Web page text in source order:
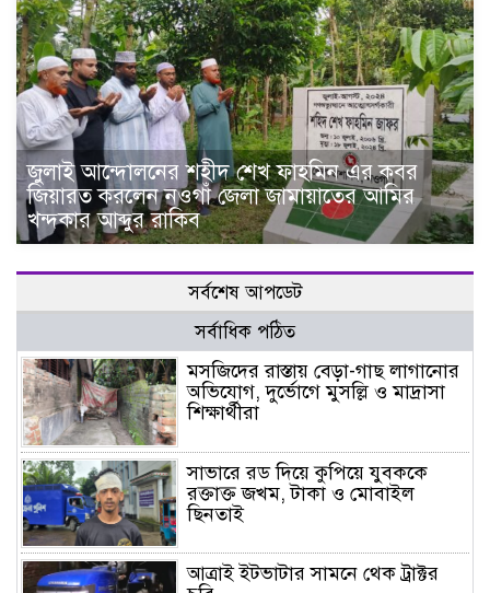
জুলাই আন্দোলনের শহীদ শেখ ফাহমিন এর কবর
জিয়ারত করলেন নওগাঁ জেলা জামায়াতের আমির
খন্দকার আব্দুর রাকিব
সর্বশেষ আপডেট
সর্বাধিক পঠিত
মসজিদের রাস্তায় বেড়া-গাছ লাগানোর
অভিযোগ, দুর্ভোগে মুসল্লি ও মাদ্রাসা
শিক্ষার্থীরা
সাভারে রড দিয়ে কুপিয়ে যুবককে
রক্তাক্ত জখম, টাকা ও মোবাইল
ছিনতাই
আত্রাই ইটভাটার সামনে থেক ট্রাক্টর